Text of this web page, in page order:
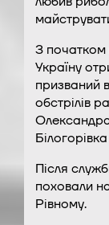
З початком
Україну
призваний
обстрілів
Олександра
Після
поховали
Рівному.